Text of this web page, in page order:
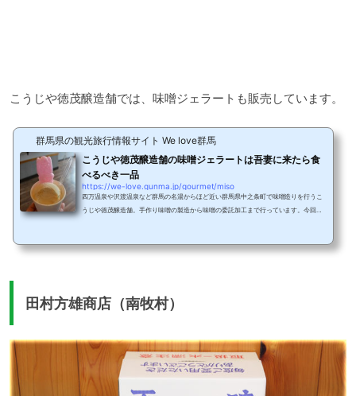
こうじや徳茂醸造舗では、味噌ジェラートも販売しています。
群馬県の観光旅行情報サイト We love群馬
こうじや徳茂醸造舗の味噌ジェラートは吾妻に来たら食
べるべき一品
https://we-love.gunma.jp/gourmet/miso
四万温泉や沢渡温泉など群馬の名湯からほど近い群馬県中之条町で味噌造りを行うこ
うじや徳茂醸造舗。手作り味噌の製造から味噌の委託加工まで行っています。今回
作り続けているこうじや徳茂醸造舗。現在は、4代目が原料、醸造方法、無添加にこ
田村方雄商店（南牧村）